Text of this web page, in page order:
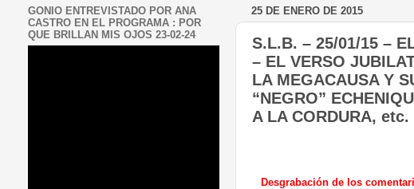
25 DE ENERO DE 2015
S.L.B. – 25/01/15 –
– EL VERSO
LA MEGACAUSA Y
“NEGRO”
A LA CORDURA, etc.
Desgrabación de los
GONIO ENTREVISTADO POR ANA
CASTRO EN EL PROGRAMA : POR
QUE BRILLAN MIS OJOS 23-02-24